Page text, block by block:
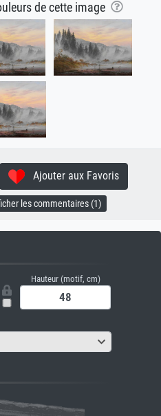
de cette image
Ajouter aux Favoris
les commentaires (1)
Hauteur (motif, cm)